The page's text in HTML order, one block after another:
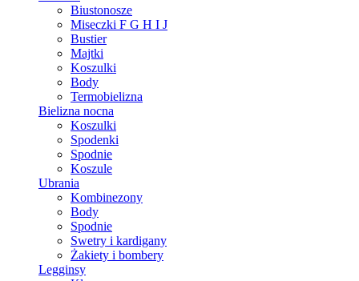
Biustonosze
Miseczki F G H I J
Bustier
Majtki
Koszulki
Body
Termobielizna
Bielizna nocna
Koszulki
Spodenki
Spodnie
Koszule
Ubrania
Kombinezony
Body
Spodnie
Swetry i kardigany
Żakiety i bombery
Legginsy